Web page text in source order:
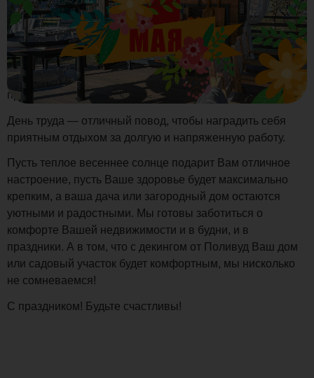
Дорогие друзья, поздравляем Вас с наступающим
праздником Первое мая!
День труда — отличный повод, чтобы наградить себя
приятным отдыхом за долгую и напряженную работу.
Пусть теплое весеннее солнце подарит Вам отличное
настроение, пусть Ваше здоровье будет максимально
крепким, а ваша дача или загородный дом остаются
уютными и радостными. Мы готовы заботиться о
комфорте Вашей недвижимости и в будни, и в
праздники. А в том, что с декингом от Поливуд Ваш дом
или садовый участок будет комфортным, мы нисколько
не сомневаемся!
С праздником! Будьте счастливы!